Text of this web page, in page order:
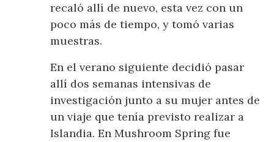
recaló allí de nuevo, esta vez con un
poco más de tiempo, y tomó varias
muestras.
En el verano siguiente decidió pasar
allí dos semanas intensivas de
investigación junto a su mujer antes de
un viaje que tenía previsto realizar a
Islandia. En Mushroom Spring fue